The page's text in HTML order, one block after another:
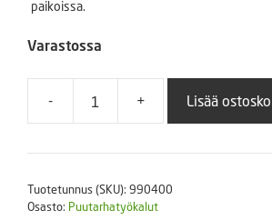
paikoissa.
Varastossa
-
Ruohosakset
Garten
W
+ Lisää
Tuotetunnus (SKU): 990400
Osasto: Puutarhatyökalut